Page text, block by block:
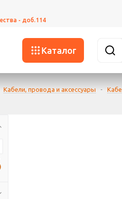
Каталог
Кабели, провода и аксессуары -